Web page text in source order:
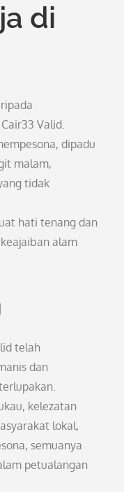
di
Valid.
dipadu
malam,
tidak
hati tenang dan
alam
telah
dan
kelezatan
lokal,
semuanya
petualangan